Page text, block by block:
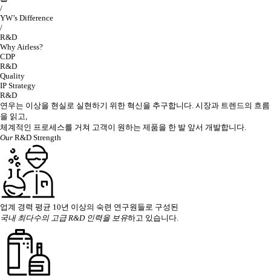
/
YW’s Difference
/
R&D
Why Airless?
CDP
R&D
Quality
IP Strategy
R&D
연우는 이상을 현실로 실현하기 위한 혁신을 추구합니다. 시장과 트렌드의 흐름
을 읽고,
체계적인 프로세스를 거쳐 고객이 원하는 제품을 한 발 앞서 개발합니다.
Our R&D Strength
업계 경력 평균 10년 이상의 숙련 연구원들로 구성된
국내 최다수의 고급 R&D 인력을 보유하고 있습니다.